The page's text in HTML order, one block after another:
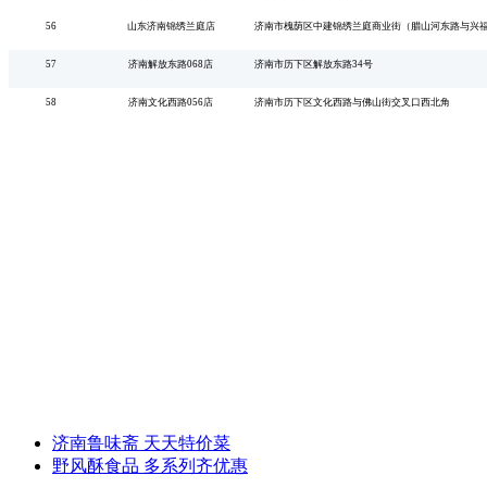
56 山东济南锦绣兰庭店 济南市槐荫区中建锦绣兰庭商业街（腊山河东路与兴
57 济南解放东路068店 济南市历下区解放东路34号
58 济南文化西路056店 济南市历下区文化西路与佛山街交叉口西北角
济南鲁味斋 天天特价菜
野风酥食品 多系列齐优惠